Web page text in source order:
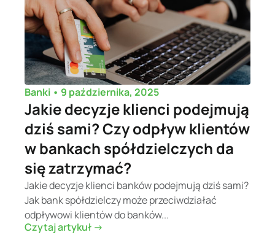
Banki • 9 października, 2025
Jakie decyzje klienci podejmują
dziś sami? Czy odpływ klientów
w bankach spółdzielczych da
się zatrzymać?
Jakie decyzje klienci banków podejmują dziś sami?
Jak bank spółdzielczy może przeciwdziałać
odpływowi klientów do banków...
Czytaj artykuł ->